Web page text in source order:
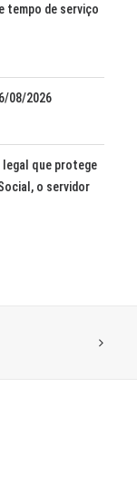
tempo de serviço
08/2026
legal que protege
o servidor